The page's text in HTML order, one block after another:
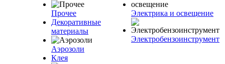
Прочее
Декоративные
материалы
Аэрозоли
Клея
Электрика и освещение
Электробензоинструмент